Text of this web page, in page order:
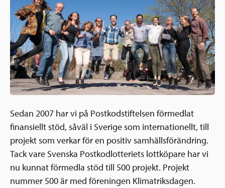
Frågor och svar
Sverige och övriga världen
Grannskapsinitiativet
Uppdrag
Hur vi arbetar
Verksamhetsberättelser & årsredovisningar
Medarbetare & styrelse
Kontakt
Pressrum
Nyheter & kalenderhändelser
Postkodlotteriet
SV
Sedan 2007 har vi på Postkodstiftelsen förmedlat
finansiellt stöd, såväl i Sverige som internationellt, till
projekt som verkar för en positiv samhällsförändring.
Tack vare Svenska Postkodlotteriets lottköpare har vi
nu kunnat förmedla stöd till 500 projekt. Projekt
nummer 500 är med föreningen Klimatriksdagen.